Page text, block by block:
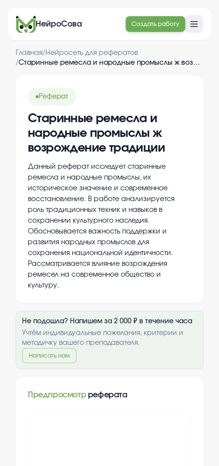
НейроСова Создать работу
Главная/ Нейросеть для рефератов
/
Старинные ремесла и народные промыслы ж возрождение традиции
Реферат
Старинные ремесла и
народные промыслы ж
возрождение традиции
Данный реферат исследует старинные
ремесла и народные промыслы, их
историческое значение и современное
восстановление. В работе анализируется
роль традиционных техник и навыков в
сохранении культурного наследия.
Обосновывается важность поддержки и
развития народных промыслов для
сохранения национальной идентичности.
Рассматривается влияние возрождения
ремесел на современное общество и
культуру.
Не подошла? Напишем за 2 000 ₽ в течение часа
Учтём индивидуальные пожелания, критерии и
методичку вашего преподавателя.
Написать нам
Предпросмотр реферата